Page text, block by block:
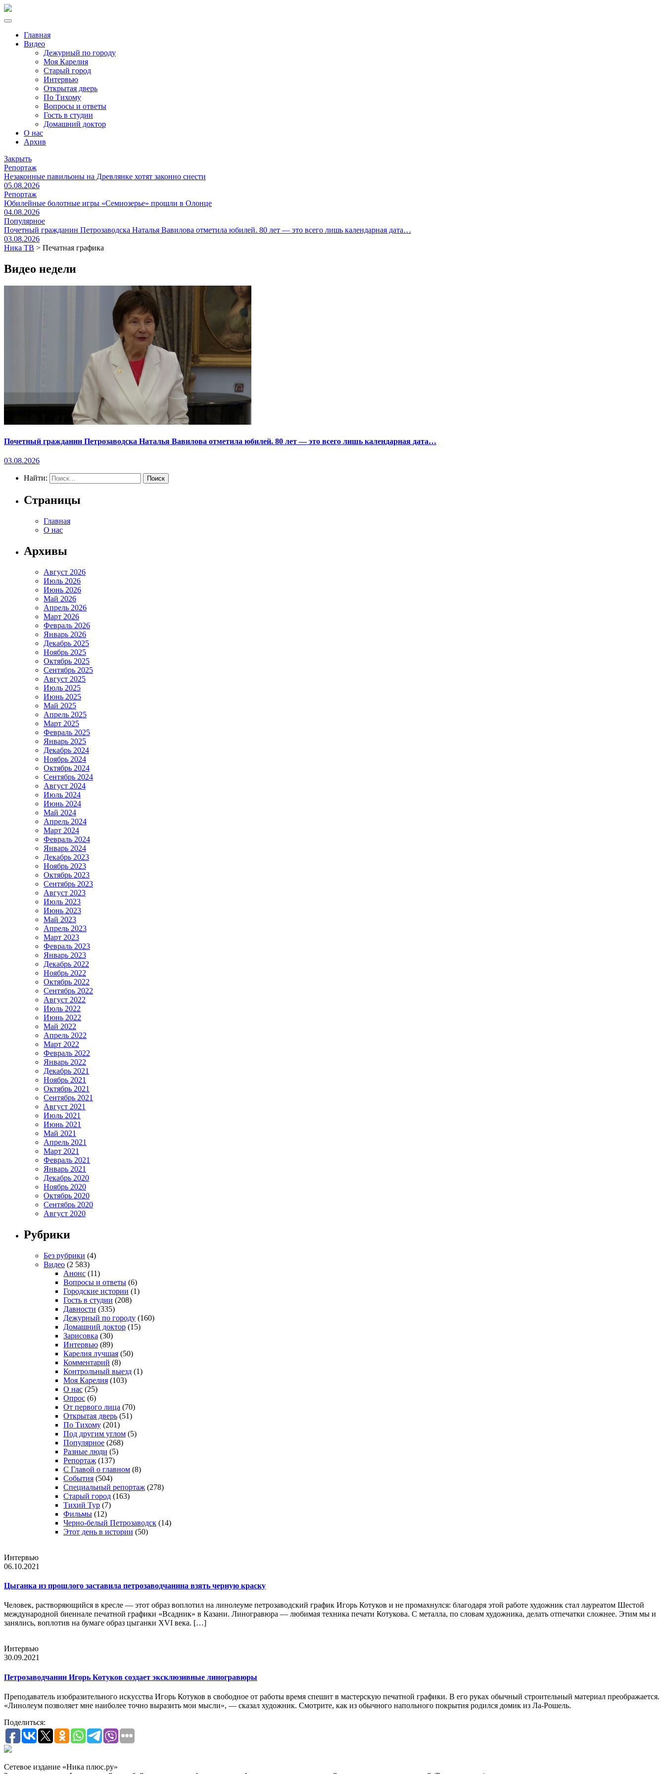
Главная
Видео
Дежурный по городу
Моя Карелия
Старый город
Интервью
Открытая дверь
По Тихому
Вопросы и ответы
Гость в студии
Домашний доктор
О нас
Архив
Закрыть
Репортаж
Незаконные павильоны на Древлянке хотят законно снести
05.08.2026
Репортаж
Юбилейные болотные игры «Семиозерье» прошли в Олонце
04.08.2026
Популярное
Почетный гражданин Петрозаводска Наталья Вавилова отметила юбилей. 80 лет — это всего лишь календарная дата…
03.08.2026
Ника ТВ > Печатная графика
Видео недели
Почетный гражданин Петрозаводска Наталья Вавилова отметила юбилей. 80 лет — это всего лишь календарная дата…
03.08.2026
Найти:
Страницы
Главная
О нас
Архивы
Август 2026
Июль 2026
Июнь 2026
Май 2026
Апрель 2026
Март 2026
Февраль 2026
Январь 2026
Декабрь 2025
Ноябрь 2025
Октябрь 2025
Сентябрь 2025
Август 2025
Июль 2025
Июнь 2025
Май 2025
Апрель 2025
Март 2025
Февраль 2025
Январь 2025
Декабрь 2024
Ноябрь 2024
Октябрь 2024
Сентябрь 2024
Август 2024
Июль 2024
Июнь 2024
Май 2024
Апрель 2024
Март 2024
Февраль 2024
Январь 2024
Декабрь 2023
Ноябрь 2023
Октябрь 2023
Сентябрь 2023
Август 2023
Июль 2023
Июнь 2023
Май 2023
Апрель 2023
Март 2023
Февраль 2023
Январь 2023
Декабрь 2022
Ноябрь 2022
Октябрь 2022
Сентябрь 2022
Август 2022
Июль 2022
Июнь 2022
Май 2022
Апрель 2022
Март 2022
Февраль 2022
Январь 2022
Декабрь 2021
Ноябрь 2021
Октябрь 2021
Сентябрь 2021
Август 2021
Июль 2021
Июнь 2021
Май 2021
Апрель 2021
Март 2021
Февраль 2021
Январь 2021
Декабрь 2020
Ноябрь 2020
Октябрь 2020
Сентябрь 2020
Август 2020
Рубрики
Без рубрики (4)
Видео (2 583)
Анонс (11)
Вопросы и ответы (6)
Городские истории (1)
Гость в студии (208)
Давности (335)
Дежурный по городу (160)
Домашний доктор (15)
Зарисовка (30)
Интервью (89)
Карелия лучшая (50)
Комментарий (8)
Контрольный выезд (1)
Моя Карелия (103)
О нас (25)
Опрос (6)
От первого лица (70)
Открытая дверь (51)
По Тихому (201)
Под другим углом (5)
Популярное (268)
Разные люди (5)
Репортаж (137)
С Главой о главном (8)
События (504)
Специальный репортаж (278)
Старый город (163)
Тихий Тур (7)
Фильмы (12)
Черно-белый Петрозаводск (14)
Этот день в истории (50)
Интервью
06.10.2021
Цыганка из прошлого заставила петрозаводчанина взять черную краску
Человек, растворяющийся в кресле — этот образ воплотил на линолеуме петрозаводский график Игорь Котуков и не промахнулся: благодаря этой работе художник стал лауреатом Шестой
международной биеннале печатной графики «Всадник» в Казани. Линогравюра — любимая техника печати Котукова. С металла, по словам художника, делать отпечатки сложнее. Этим мы и
занялись, воплотив на бумаге образ цыганки XVI века. […]
Интервью
30.09.2021
Петрозаводчанин Игорь Котуков создает эксклюзивные линогравюры
Преподаватель изобразительного искусства Игорь Котуков в свободное от работы время спешит в мастерскую печатной графики. В его руках обычный строительный материал преображается.
«Линолеум позволяет мне наиболее точно выразить мои мысли», — сказал художник. Смотрите, как из обычного напольного покрытия родился домик из Ла-Рошель.
Поделиться:
Сетевое издание «Ника плюс.ру»